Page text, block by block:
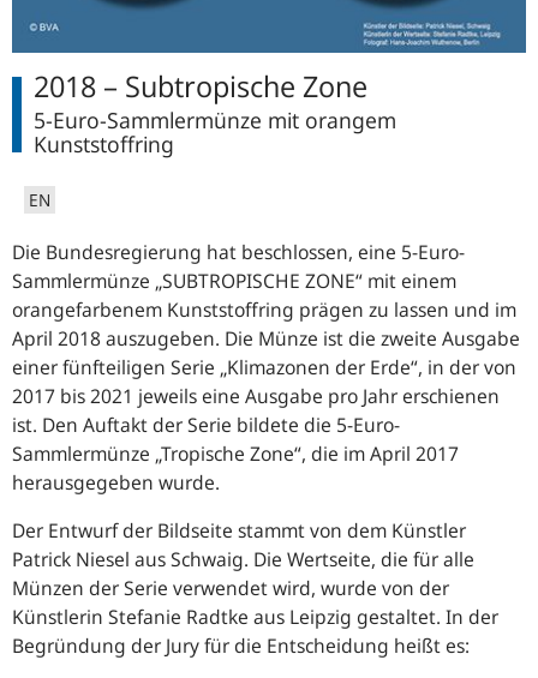
2018 – Subtropische Zone
5-Euro-Sammlermünze mit orangem
Kunststoffring
EN
Die Bundesregierung hat beschlossen, eine 5-Euro-
Sammlermünze „SUBTROPISCHE ZONE“ mit einem
orangefarbenem Kunststoffring prägen zu lassen und im
April 2018 auszugeben. Die Münze ist die zweite Ausgabe
einer fünfteiligen Serie „Klimazonen der Erde“, in der von
2017 bis 2021 jeweils eine Ausgabe pro Jahr erschienen
ist. Den Auftakt der Serie bildete die 5-Euro-
Sammlermünze „Tropische Zone“, die im April 2017
herausgegeben wurde.
Der Entwurf der Bildseite stammt von dem Künstler
Patrick Niesel aus Schwaig. Die Wertseite, die für alle
Münzen der Serie verwendet wird, wurde von der
Künstlerin Stefanie Radtke aus Leipzig gestaltet. In der
Begründung der Jury für die Entscheidung heißt es: